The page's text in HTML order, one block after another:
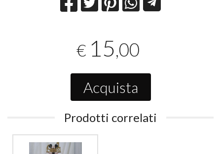
€ 15,00
Acquista
Prodotti correlati